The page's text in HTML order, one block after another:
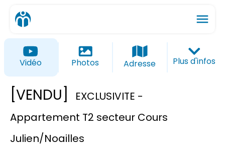
menu
ios_share
Vidéo Photos Adresse Plus d'infos
[VENDU]
EXCLUSIVITE -
Appartement T2 secteur Cours
Julien/Noailles